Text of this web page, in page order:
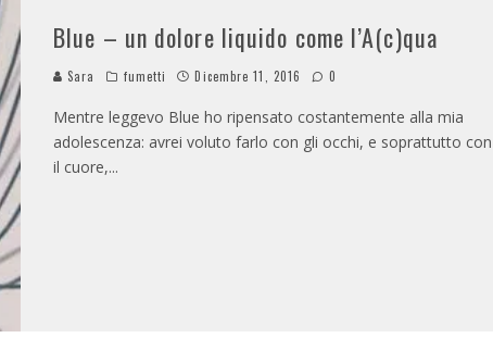
Blue – un dolore liquido come l’A(c)qua
Sara fumetti Dicembre 11, 2016 0
Mentre leggevo Blue ho ripensato costantemente alla mia
adolescenza: avrei voluto farlo con gli occhi, e soprattutto con
il cuore,...